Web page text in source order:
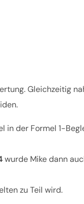
Gleichzeitig
in der Formel 1-
wurde Mike dann
zu Teil wird.